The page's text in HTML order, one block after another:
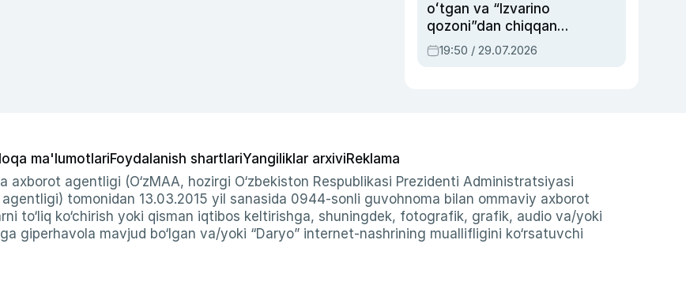
oʻtgan va “Izvarino
qozoni”dan chiqqan
qahramon — Ukraina
armiyasi bosh
19:50 / 29.07.2026
ma'lumotlariFoydalanish shartlariYangiliklar arxiviReklama
axborot agentligi (O‘zMAA, hozirgi O‘zbekiston Respublikasi Prezidenti Administratsiyasi
tomonidan 13.03.2015 yil sanasida 0944-sonli guvohnoma bilan ommaviy axborot
to‘liq ko‘chirish yoki qisman iqtibos keltirishga, shuningdek, fotografik, grafik, audio va/yoki
giperhavola mavjud bo‘lgan va/yoki “Daryo” internet-nashrining muallifligini ko‘rsatuvchi